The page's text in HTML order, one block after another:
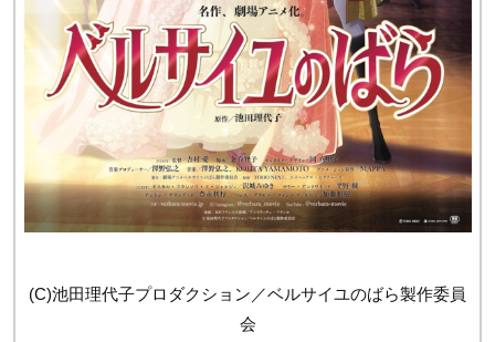
(C)池田理代子プロダクション／ベルサイユのばら製作委員
会